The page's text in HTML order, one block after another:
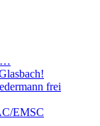
frei
EMSC